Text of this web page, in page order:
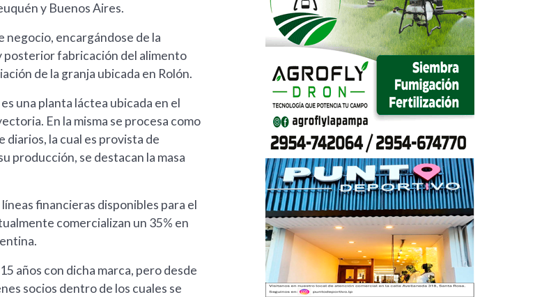
y Buenos Aires.
negocio, encargándose de la
posterior fabricación del alimento
de la granja ubicada en Rolón.
una planta láctea ubicada en el
En la misma se procesa como
la cual es provista de
producción, se destacan la masa
financieras disponibles para el
comercializan un 35% en
años con dicha marca, pero desde
socios dentro de los cuales se